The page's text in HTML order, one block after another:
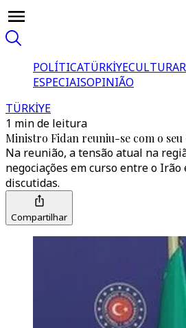
POLÍTICATÜRKİYECULTURA
ESPECIAISOPINIÃO
TÜRKİYE
1 min de leitura
Ministro Fidan reuniu-se com o
Na reunião, a tensão atual na
negociações em curso entre o Irão
discutidas.
Compartilhar